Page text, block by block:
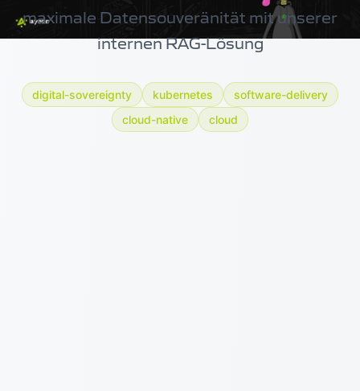
maximale Datensouveränität mit unserer
internen RAG-Lösung
digital-sovereignty kubernetes
software-delivery
cloud-native
cloud